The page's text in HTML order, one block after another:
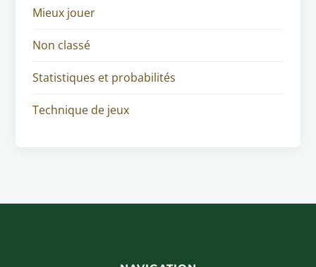
Mieux jouer
Non classé
Statistiques et probabilités
Technique de jeux